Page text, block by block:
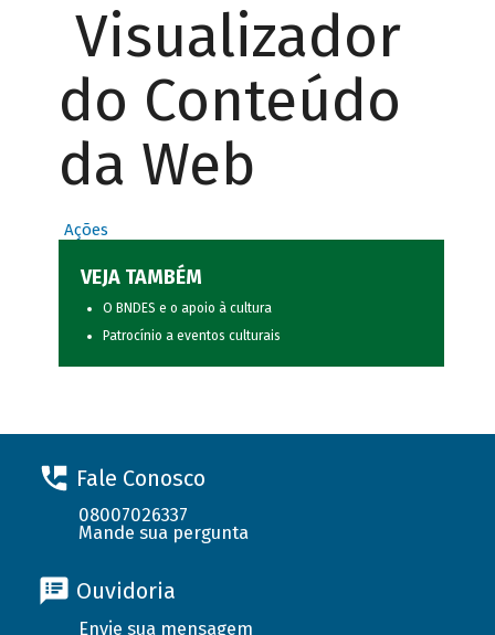
Visualizador
do Conteúdo
da Web
Ações
VEJA TAMBÉM
O BNDES e o apoio à cultura
Patrocínio a eventos culturais
Fale Conosco
08007026337
Mande sua pergunta
Ouvidoria
Envie sua mensagem